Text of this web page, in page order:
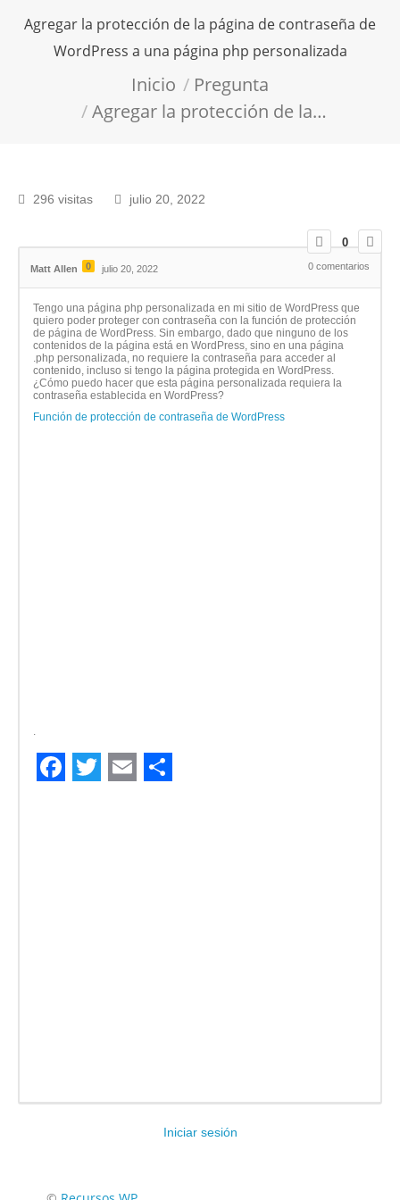
Agregar la protección de la página de contraseña de
WordPress a una página php personalizada
Inicio
Pregunta
Agregar la protección de la…
296 visitas julio 20, 2022
0
Matt Allen 0 julio 20, 2022 0 comentarios
Tengo una página php personalizada en mi sitio de WordPress que
quiero poder proteger con contraseña con la función de protección
de página de WordPress. Sin embargo, dado que ninguno de los
contenidos de la página está en WordPress, sino en una página
.php personalizada, no requiere la contraseña para acceder al
contenido, incluso si tengo la página protegida en WordPress.
¿Cómo puedo hacer que esta página personalizada requiera la
contraseña establecida en WordPress?
Función de protección de contraseña de WordPress
.
Iniciar sesión